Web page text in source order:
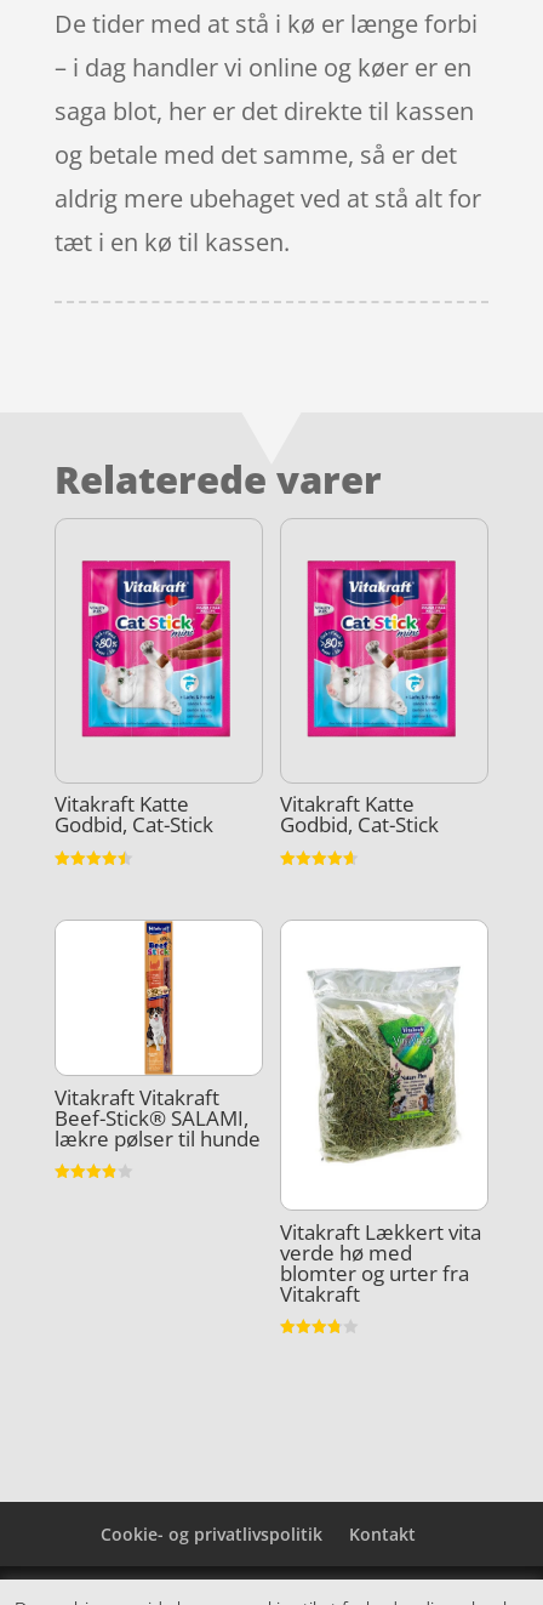
De tider med at stå i kø er længe forbi
– i dag handler vi online og køer er en
saga blot, her er det direkte til kassen
og betale med det samme, så er det
aldrig mere ubehaget ved at stå alt for
tæt i en kø til kassen.
Relaterede varer
Vitakraft Katte
Godbid, Cat-Stick
Vitakraft Katte
Godbid, Cat-Stick
Vitakraft Vitakraft
Beef-Stick® SALAMI,
lækre pølser til hunde
Vitakraft Lækkert vita
verde hø med
blomter og urter fra
Vitakraft
Cookie- og privatlivspolitik Kontakt
Denne hjemmeside samler et bredt udvalg af